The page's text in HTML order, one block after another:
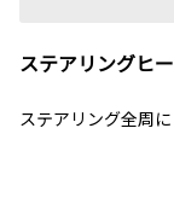
ステアリングヒ
ステアリング全周